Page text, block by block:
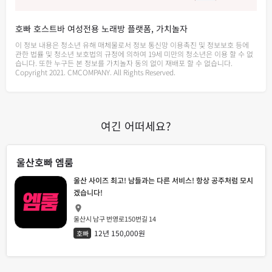
호빠 호스트바 여성전용 노래방 플랫폼, 가치놀자
이 정보 내용은 청소년 유해 매체물로서 정보 통신망 이용촉진 및 정보보호 등에
관한 법률 및 청소년 보호법의 규정에 의하여 19세 미만의 청소년은 이용 할 수 없
습니다. 또한 누구든 본 정보를 가치놀자 동의 없이 재배포 할 수 없습니다.
Copyright 2021. CMCOMPANY. All Rights Reserved.
여긴 어떠세요?
울산호빠 엠룸
울산 사이즈 최고! 남들과는 다른 서비스! 항상 공주처럼 모시
겠습니다!
울산시 남구 번영로150번길 14
호빠
12년 150,000원